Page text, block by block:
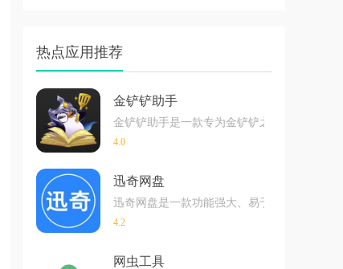
热点应用推荐
金铲铲助手
金铲铲助手是一款专为金铲铲之战提高的游
4.0
迅奇网盘
迅奇网盘是一款功能强大、易于使用的安卓
4.2
网虫工具